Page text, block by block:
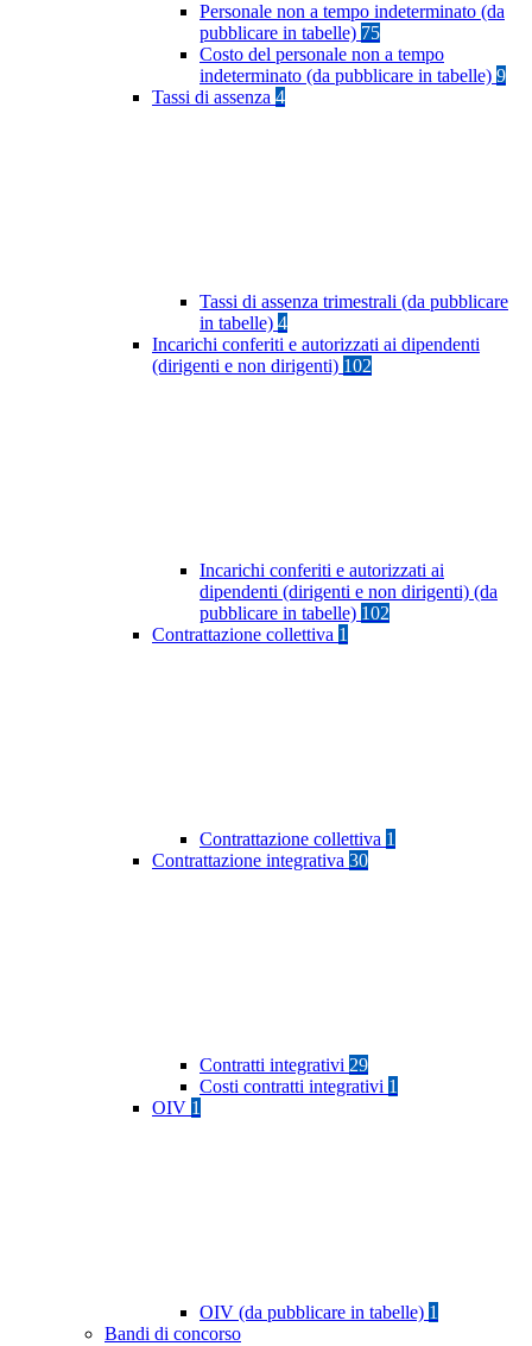
Personale non a tempo indeterminato (da
pubblicare in tabelle) 75
Costo del personale non a tempo
indeterminato (da pubblicare in tabelle) 9
Tassi di assenza 4
Tassi di assenza trimestrali (da pubblicare
in tabelle) 4
Incarichi conferiti e autorizzati ai dipendenti
(dirigenti e non dirigenti) 102
Incarichi conferiti e autorizzati ai
dipendenti (dirigenti e non dirigenti) (da
pubblicare in tabelle) 102
Contrattazione collettiva 1
Contrattazione collettiva 1
Contrattazione integrativa 30
Contratti integrativi 29
Costi contratti integrativi 1
OIV 1
OIV (da pubblicare in tabelle) 1
Bandi di concorso